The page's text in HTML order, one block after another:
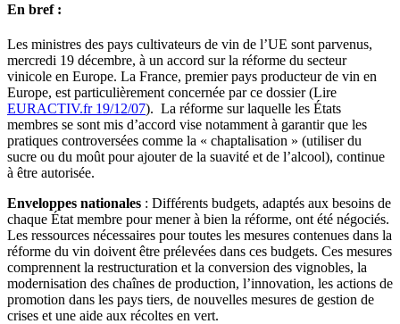
En bref :
Les ministres des pays cultivateurs de vin de l’UE sont parvenus,
mercredi 19 décembre, à un accord sur la réforme du secteur
vinicole en Europe. La France, premier pays producteur de vin en
Europe, est particulièrement concernée par ce dossier (Lire
EURACTIV.fr 19/12/07). La réforme sur laquelle les États
membres se sont mis d’accord vise notamment à garantir que les
pratiques controversées comme la « chaptalisation » (utiliser du
sucre ou du moût pour ajouter de la suavité et de l’alcool), continue
à être autorisée.
Enveloppes nationales : Différents budgets, adaptés aux besoins de
chaque État membre pour mener à bien la réforme, ont été négociés.
Les ressources nécessaires pour toutes les mesures contenues dans la
réforme du vin doivent être prélevées dans ces budgets. Ces mesures
comprennent la restructuration et la conversion des vignobles, la
modernisation des chaînes de production, l’innovation, les actions de
promotion dans les pays tiers, de nouvelles mesures de gestion de
crises et une aide aux récoltes en vert.